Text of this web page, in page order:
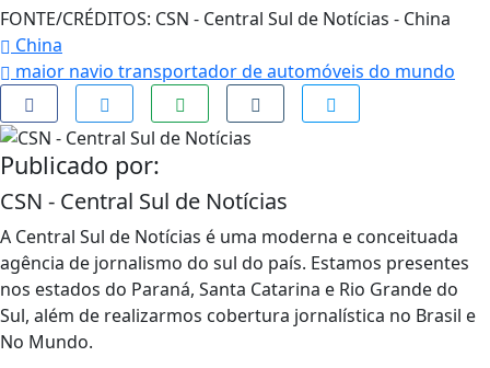
FONTE/CRÉDITOS: CSN - Central Sul de Notícias - China
China
maior navio transportador de automóveis do mundo
Publicado por:
CSN - Central Sul de Notícias
A Central Sul de Notícias é uma moderna e conceituada
agência de jornalismo do sul do país. Estamos presentes
nos estados do Paraná, Santa Catarina e Rio Grande do
Sul, além de realizarmos cobertura jornalística no Brasil e
No Mundo.